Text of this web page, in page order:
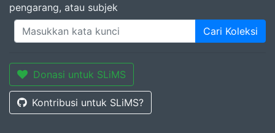
pengarang, atau subjek
Cari Koleksi
Donasi untuk SLiMS
Kontribusi untuk SLiMS?